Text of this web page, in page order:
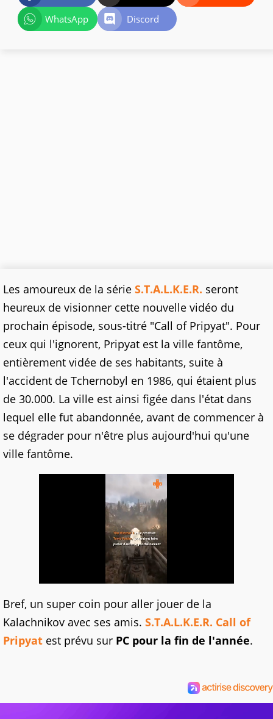
WhatsApp
Discord
Les amoureux de la série S.T.A.L.K.E.R. seront
heureux de visionner cette nouvelle vidéo du
prochain épisode, sous-titré "Call of Pripyat". Pour
ceux qui l'ignorent, Pripyat est la ville fantôme,
entièrement vidée de ses habitants, suite à
l'accident de Tchernobyl en 1986, qui étaient plus
de 30.000. La ville est ainsi figée dans l'état dans
lequel elle fut abandonnée, avant de commencer à
se dégrader pour n'être plus aujourd'hui qu'une
ville fantôme.
Bref, un super coin pour aller jouer de la
Kalachnikov avec ses amis. S.T.A.L.K.E.R. Call of
Pripyat est prévu sur PC pour la fin de l'année.